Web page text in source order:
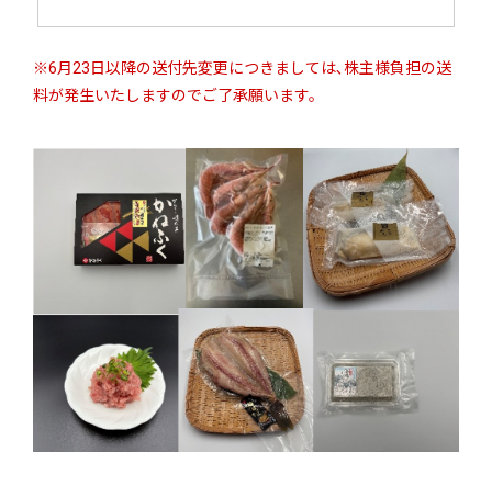
※6月23日以降の送付先変更につきましては､株主様負担の送
料が発生いたしますのでご了承願います。